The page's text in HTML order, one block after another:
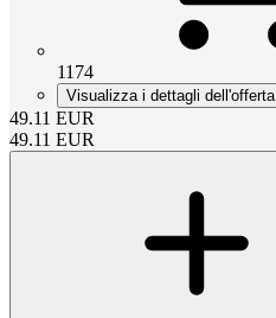
1174
Visualizza i dettagli dell'offerta
49.11 EUR
49.11 EUR